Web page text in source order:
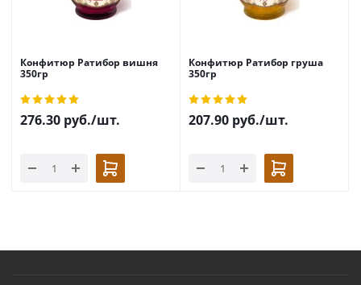
Конфитюр Ратибор вишня
350гр
276.30 руб./шт.
Конфитюр Ратибор груша
350гр
207.90 руб./шт.